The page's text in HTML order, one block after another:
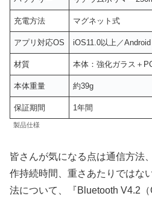
充電方法 マグネット式
アプリ対応OS iOS11.0以上／
材質 本体：強化ガラス＋
本体重量 約39g
保証期間 1年間
製品仕様
皆さんが気になる点は通信方法
作持続時間、重さあたりではな
法について、『Bluetooth V4.2